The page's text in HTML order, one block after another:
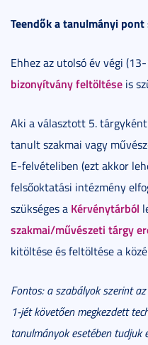
Teendők a tanulmányi
Ehhez az utolsó év végi
bizonyítvány feltöltése is
Aki a választott 5.
tanult szakmai vagy
E-felvételiben (ezt akkor
felsőoktatási intézmény
szükséges a Kérvénytárból
szakmai/művészeti tárgy
kitöltése és feltöltése a
Fontos: a szabályok szerint
1-jét követően megkezdett
tanulmányok esetében tudjuk